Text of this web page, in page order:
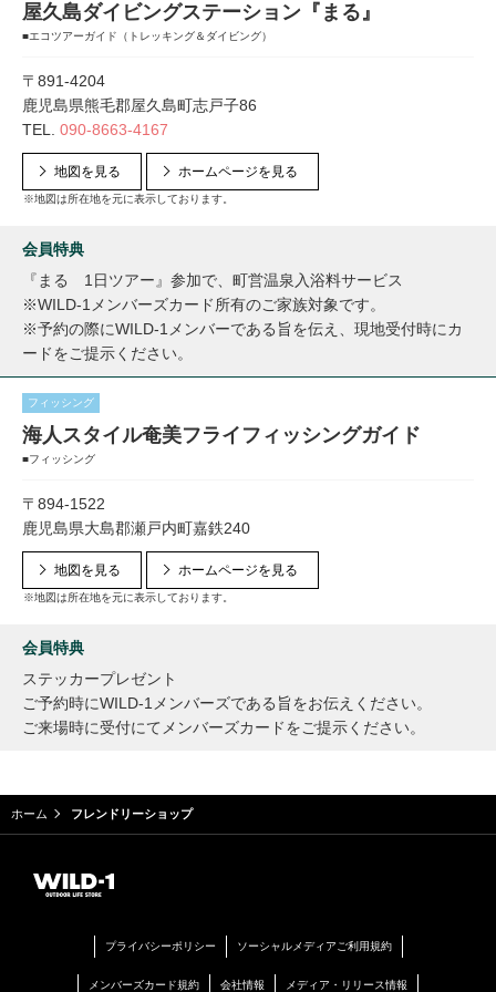
屋久島ダイビングステーション『まる』
■エコツアーガイド（トレッキング＆ダイビング）
〒891-4204
鹿児島県熊毛郡屋久島町志戸子86
TEL. 090-8663-4167
地図を見る
※地図は所在地を元に表示しております。
ホームページを見る
会員特典
『まる 1日ツアー』参加で、町営温泉入浴料サービス
※WILD-1メンバーズカード所有のご家族対象です。
※予約の際にWILD-1メンバーである旨を伝え、現地受付時にカ
ードをご提示ください。
フィッシング
海人スタイル奄美フライフィッシングガイド
■フィッシング
〒894-1522
鹿児島県大島郡瀬戸内町嘉鉄240
地図を見る
※地図は所在地を元に表示しております。
ホームページを見る
会員特典
ステッカープレゼント
ご予約時にWILD-1メンバーズである旨をお伝えください。
ご来場時に受付にてメンバーズカードをご提示ください。
ホーム フレンドリーショップ
プライバシーポリシー ソーシャルメディアご利用規約
メンバーズカード規約 会社情報 メディア・リリース情報